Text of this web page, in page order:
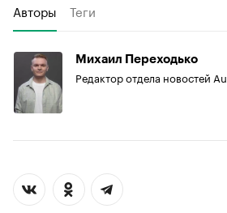
Авторы Теги
Михаил Переходько
Редактор отдела новостей